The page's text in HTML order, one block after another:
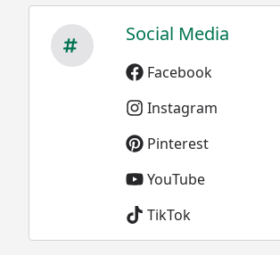
Social Media
Facebook
Instagram
Pinterest
YouTube
TikTok